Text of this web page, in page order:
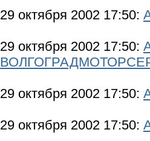
29 октября 2002 17:50:
29 октября 2002 17:50:
29 октября 2002 17:50:
29 октября 2002 17:50: